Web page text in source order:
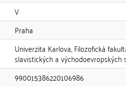
V
Praha
Univerzita Karlova, Filozofická fakulta,
slavistických a východoevropských
990015386220106986